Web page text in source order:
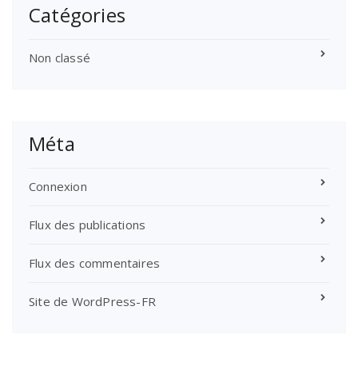
Catégories
Non classé
Méta
Connexion
Flux des publications
Flux des commentaires
Site de WordPress-FR